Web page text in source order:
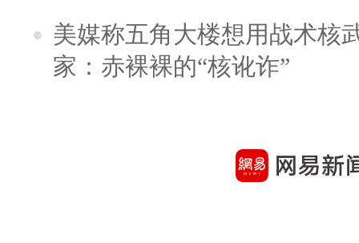
美媒称五角大楼想用战术核
家：赤裸裸的“核讹诈”